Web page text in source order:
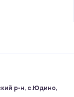
р-н, с.Юдино,